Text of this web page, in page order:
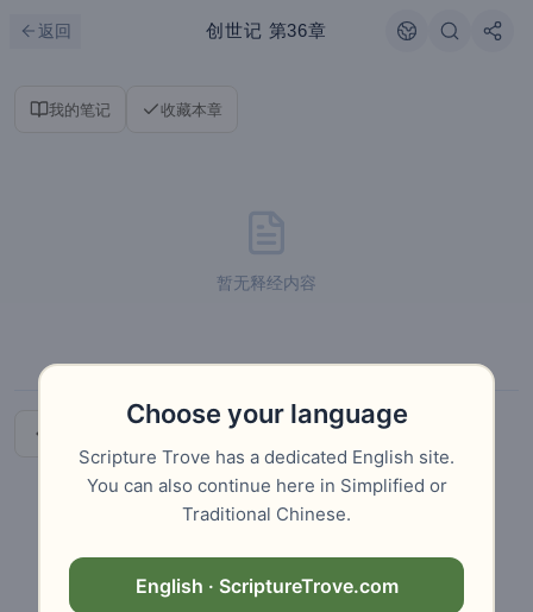
返回 创世记 第36章
我的笔记 收藏本章
暂无释经内容
Choose your language
Scripture Trove has a dedicated English site.
You can also continue here in Simplified or
Traditional Chinese.
English · ScriptureTrove.com